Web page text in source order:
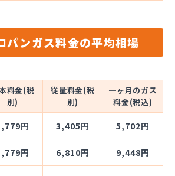
パンガス料金の平均相場
料金(税
別)
従量料金(税
別)
一ヶ月のガス
料金(税込)
円 3,405円 5,702円
円 6,810円 9,448円